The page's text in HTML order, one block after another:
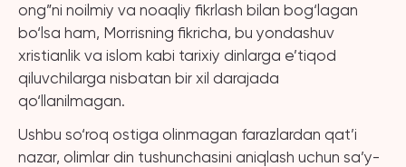
ong”ni noilmiy va noaqliy fikrlash bilan bog‘lagan
bo‘lsa ham, Morrisning fikricha, bu yondashuv
xristianlik va islom kabi tarixiy dinlarga e’tiqod
qiluvchilarga nisbatan bir xil darajada
qo‘llanilmagan.
Ushbu so‘roq ostiga olinmagan farazlardan qat’i
nazar, olimlar din tushunchasini aniqlash uchun sa’y-